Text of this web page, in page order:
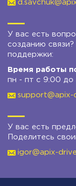
У вас есть
созданию
поддержки:
Время работы
пн - пт с 9:00 до
support@apix-
У вас есть
Поделитесь
igor@apix-